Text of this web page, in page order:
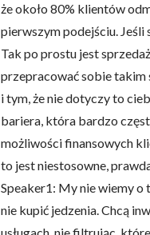
że około 80% klientów
pierwszym podejściu.
Tak po prostu jest
przepracować sobie takim
i tym, że nie dotyczy to
bariera, która bardzo
możliwości finansowych
to jest niestosowne,
Speaker1: My nie wiemy o
nie kupić jedzenia. Chcą
z ich
Pliki
np.